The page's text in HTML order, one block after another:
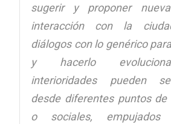
sugerir y proponer
interacción con la
diálogos con lo genérico
y hacerlo
interioridades pueden
desde diferentes puntos
o sociales, empujados